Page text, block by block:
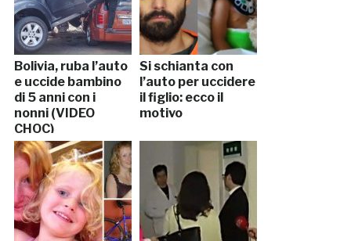
Bolivia, ruba l’auto
e uccide bambino
di 5 anni con i
nonni (VIDEO
CHOC)
Si schianta con
l’auto per uccidere
il figlio: ecco il
motivo